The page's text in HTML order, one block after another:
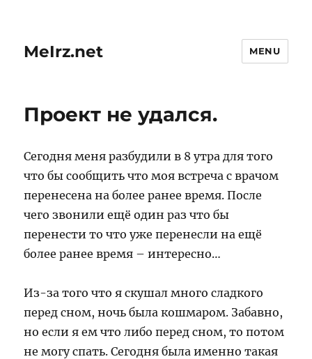
MeIrz.net MENU
Проект не удался.
Сегодня меня разбудили в 8 утра для того
что бы сообщить что моя встреча с врачом
перенесена на более ранее время. После
чего звонили ещё один раз что бы
перенести то что уже перенесли на ещё
более ранее время – интересно…
Из-за того что я скушал много сладкого
перед сном, ночь была кошмаром. Забавно,
но если я ем что либо перед сном, то потом
не могу спать. Сегодня была именно такая